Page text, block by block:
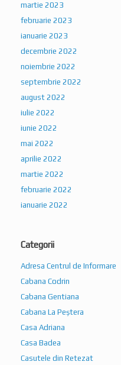
martie 2023
februarie 2023
ianuarie 2023
decembrie 2022
noiembrie 2022
septembrie 2022
august 2022
iulie 2022
iunie 2022
mai 2022
aprilie 2022
martie 2022
februarie 2022
ianuarie 2022
Categorii
Adresa Centrul de Informare
Cabana Codrin
Cabana Gentiana
Cabana La Peștera
Casa Adriana
Casa Badea
Casutele din Retezat